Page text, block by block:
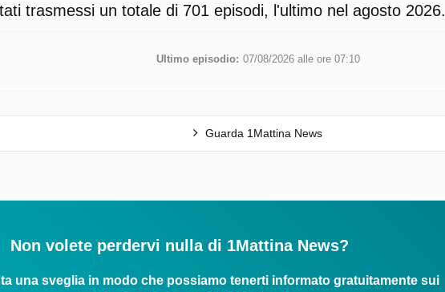
trasmessi un totale di 701 episodi, l'ultimo nel agosto 2026.
Ultimo episodio: 07/08/2026 alle ore 07:10
Guarda 1Mattina News
Non volete perdervi nulla di 1Mattina News?
una sveglia in modo che possiamo tenerti informato gratuitamente sui